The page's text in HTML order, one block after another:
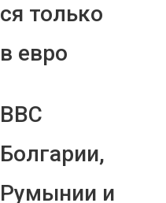
ся только
в евро
ВВС
Болгарии,
Румынии и